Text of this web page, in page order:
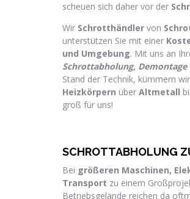
scheuen sich daher vor der
Wir Schrotthändler von
unterstützen Sie mit einer
und Umgebung. Mit uns an
Schrottabholung,
Stand der Technik, kümmern
Heizkörpern über Altmetall
groß für uns!
SCHROTTABHOLUNG
Bei größeren Maschinen,
Transport zu einem
Betriebsgelände reichen da